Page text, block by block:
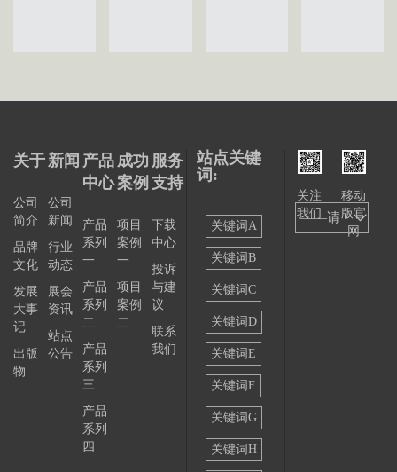
关于
公司
简介
品牌
文化
发展
大事
记
出版
物
新闻
公司
新闻
行业
动态
展会
资讯
站点
公告
产品
中心
产品
系列
一
产品
系列
二
产品
系列
三
产品
系列
四
成功
案例
项目
案例
一
项目
案例
二
服务
支持
下载
中心
投诉
与建
议
联系
我们
站点关键
词:
关键词A
关键词B
关键词C
关键词D
关键词E
关键词F
关键词G
关键词H
关注
我们
移动
版官
网
——请